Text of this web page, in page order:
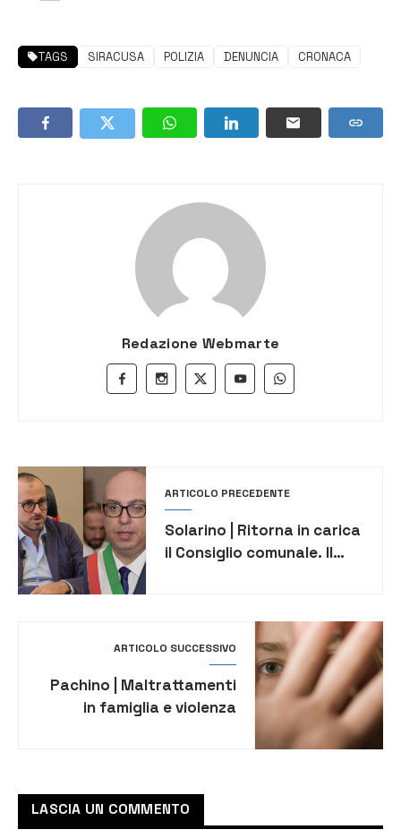
TAGS SIRACUSA POLIZIA DENUNCIA CRONACA
Redazione Webmarte
ARTICOLO PRECEDENTE
Solarino | Ritorna in carica
il Consiglio comunale. Il
ARTICOLO SUCCESSIVO
Pachino | Maltrattamenti
in famiglia e violenza
LASCIA UN COMMENTO